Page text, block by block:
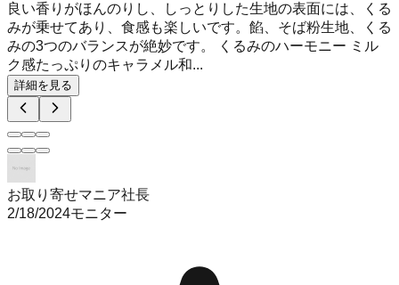
良い香りがほんのりし、しっとりした生地の表面には、くる
みが乗せてあり、食感も楽しいです。餡、そば粉生地、くる
みの3つのバランスが絶妙です。 くるみのハーモニー ミル
ク感たっぷりのキャラメル和...
詳細を見る
お取り寄せマニア社長
2/18/2024モニター